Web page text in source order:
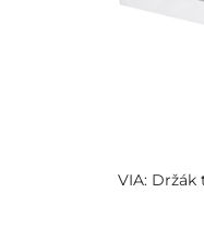
VIA: